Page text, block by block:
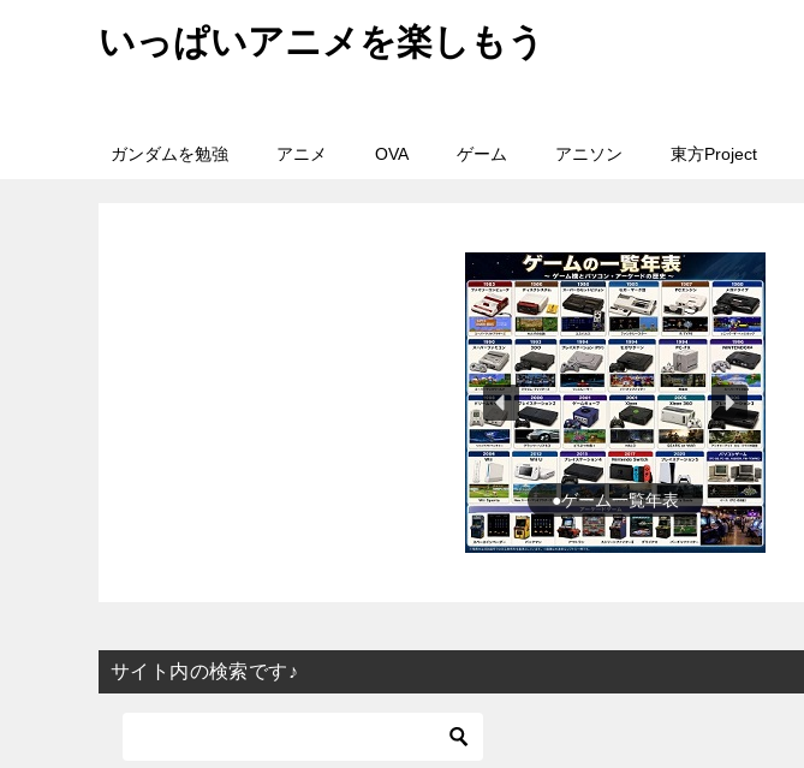
いっぱいアニメを楽しもう
ガンダムを勉強 アニメ OVA ゲーム アニソン 東方Project
●東方Projectの紹介
サイト内の検索です♪